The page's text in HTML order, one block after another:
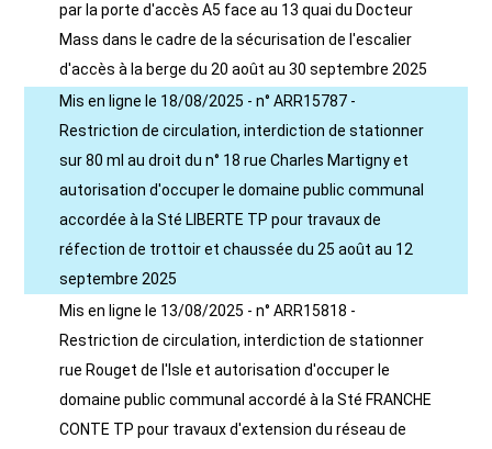
par la porte d'accès A5 face au 13 quai du Docteur
Mass dans le cadre de la sécurisation de l'escalier
d'accès à la berge du 20 août au 30 septembre 2025
Mis en ligne le 18/08/2025 - n° ARR15787 -
Restriction de circulation, interdiction de stationner
sur 80 ml au droit du n° 18 rue Charles Martigny et
autorisation d'occuper le domaine public communal
accordée à la Sté LIBERTE TP pour travaux de
réfection de trottoir et chaussée du 25 août au 12
septembre 2025
Mis en ligne le 13/08/2025 - n° ARR15818 -
Restriction de circulation, interdiction de stationner
rue Rouget de l'Isle et autorisation d'occuper le
domaine public communal accordé à la Sté FRANCHE
CONTE TP pour travaux d'extension du réseau de